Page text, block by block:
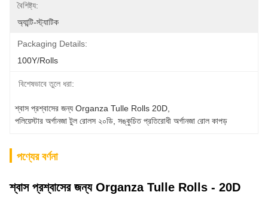
বৈশিষ্ট্য:
অ্যান্টি-স্ট্যাটিক
Packaging Details:
100Y/rolls
বিশেষভাবে তুলে ধরা:
শ্বাস প্রশ্বাসের জন্য Organza Tulle Rolls 20D
পলিয়েস্টার অর্গানজা টুল রোলস ২০ডি সঙ্কুচিত প্রতিরোধী অর্গানজা রোল কাপড়
পণ্যের বর্ণনা
শ্বাস প্রশ্বাসের জন্য Organza Tulle Rolls - 20D